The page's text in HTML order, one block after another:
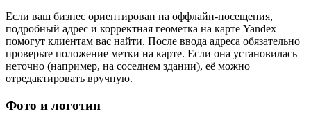
Если ваш бизнес ориентирован на оффлайн-посещения,
подробный адрес и корректная геометка на карте Yandex
помогут клиентам вас найти. После ввода адреса обязательно
проверьте положение метки на карте. Если она установилась
неточно (например, на соседнем здании), её можно
отредактировать вручную.
Фото и логотип